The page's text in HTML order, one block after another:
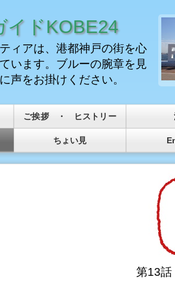
ドKOBE24
ィアは、港都神戸の街を心
います。ブルーの腕章を見
声をお掛けください。
ご挨拶 ・ ヒストリー
ちょい見
第13